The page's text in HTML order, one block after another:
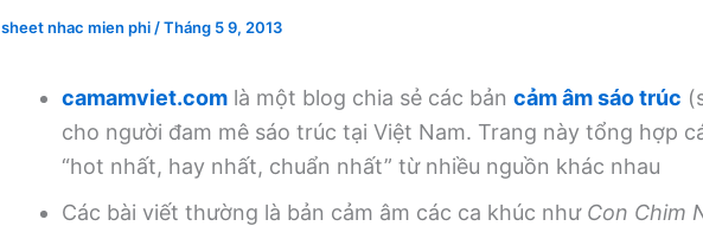
sheet nhac mien phi /Tháng 5 9, 2013
camamviet.com là một blog chia sẻ các bản cảm âm sáo trúc
cho người đam mê sáo trúc tại Việt Nam. Trang này tổng hợp
“hot nhất, hay nhất, chuẩn nhất” từ nhiều nguồn khác nhau
Các bài viết thường là bản cảm âm các ca khúc như Con Chim